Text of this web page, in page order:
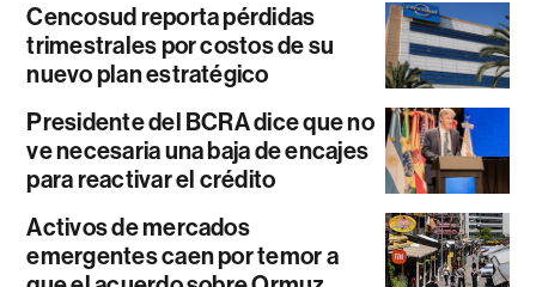
Cencosud reporta pérdidas
trimestrales por costos de su
nuevo plan estratégico
Presidente del BCRA dice que no
ve necesaria una baja de encajes
para reactivar el crédito
Activos de mercados
emergentes caen por temor a